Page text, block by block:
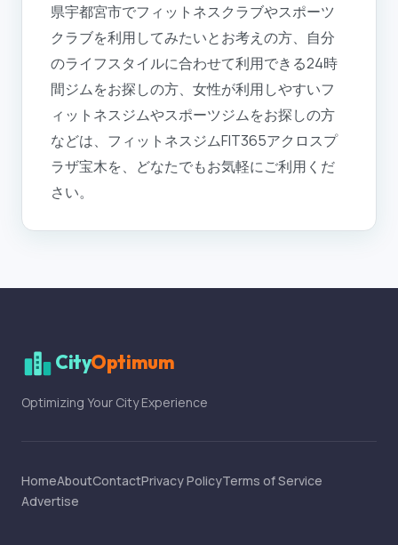
県宇都宮市でフィットネスクラブやスポーツ
クラブを利用してみたいとお考えの方、自分
のライフスタイルに合わせて利用できる24時
間ジムをお探しの方、女性が利用しやすいフ
ィットネスジムやスポーツジムをお探しの方
などは、フィットネスジムFIT365アクロスプ
ラザ宝木を、どなたでもお気軽にご利用くだ
さい。
CityOptimum
Optimizing Your City Experience
HomeAboutContactPrivacy PolicyTerms of Service
Advertise